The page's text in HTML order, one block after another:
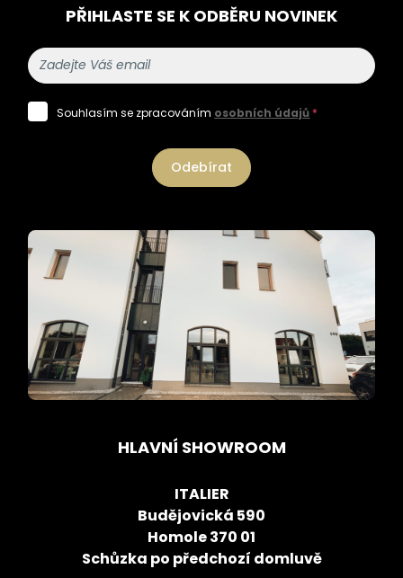
PŘIHLASTE SE K ODBĚRU NOVINEK
Souhlasím se zpracováním osobních údajů *
Odebírat
HLAVNÍ SHOWROOM
ITALIER
Budějovická 590
Homole 370 01
Schůzka po předchozí domluvě